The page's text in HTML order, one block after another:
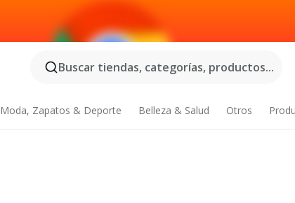
Buscar tiendas, categorías, productos...
Moda, Zapatos & Deporte Belleza & Salud Otros